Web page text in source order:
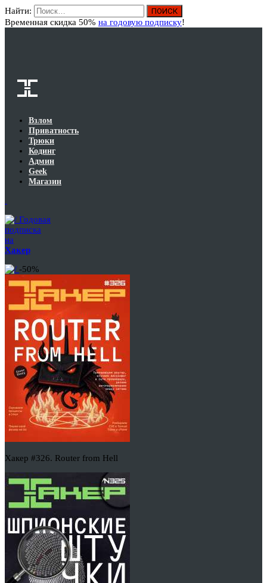
Найти:
Временная скидка 50% на годовую подписку!
Взлом
Приватность
Трюки
Кодинг
Админ
Geek
Магазин
Годовая
подписка
на
Хакер
-50%
Хакер #326. Router from Hell